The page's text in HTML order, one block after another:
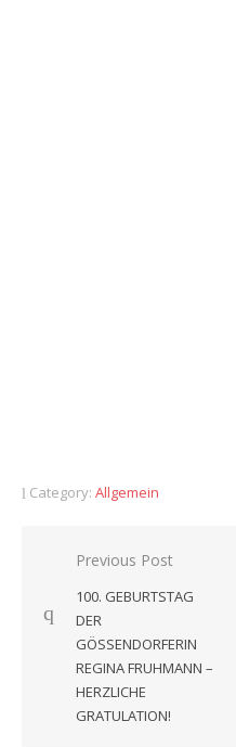
Category: Allgemein
Beitragsnavigation
Previous Post
100. GEBURTSTAG
DER
GÖSSENDORFERIN
REGINA FRUHMANN –
HERZLICHE
GRATULATION!